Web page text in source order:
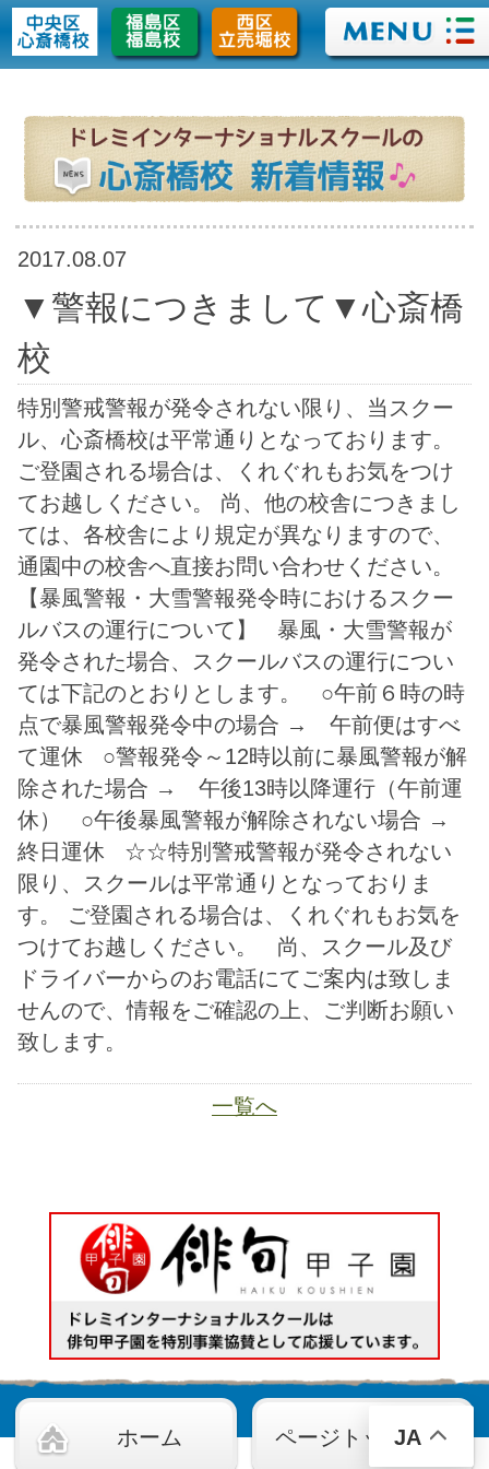
2017.08.07
▼警報につきまして▼心斎橋
校
特別警戒警報が発令されない限り、当スクー
ル、心斎橋校は平常通りとなっております。
てお越しください。 尚、他の校舎につきまし
ては、各校舎により規定が異なりますので、
通園中の校舎へ直接お問い合わせください。
【暴風警報・大雪警報発令時におけるスクー
ルバスの運行について】 暴風・大雪警報が
発令された場合、スクールバスの運行につい
ては下記のとおりとします。 ○午前６時の時
点で暴風警報発令中の場合 → 午前便はすべ
て運休 ○警報発令～12時以前に暴風警報が解
除された場合 → 午後13時以降運行（午前運
休） ○午後暴風警報が解除されない場合 →
終日運休 ☆☆特別警戒警報が発令されない
限り、スクールは平常通りとなっておりま
す。 ご登園される場合は、くれぐれもお気を
つけてお越しください。 尚、スクール及び
ドライバーからのお電話にてご案内は致しま
せんので、情報をご確認の上、ご判断お願い
致します。
一覧へ
電話する